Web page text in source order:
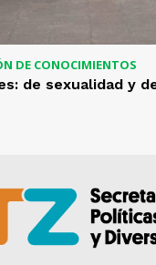
DE CONOCIMIENTOS
de sexualidad y